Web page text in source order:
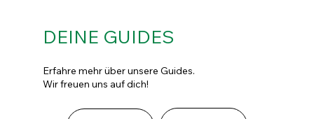
DEINE GUIDES
Erfahre mehr über unsere Guides.
Wir freuen uns auf dich!